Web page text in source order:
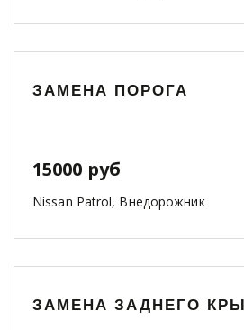
ЗАМЕНА ПОРОГА
15000 руб
Nissan Patrol, Внедорожник
ЗАМЕНА ЗАДНЕГО